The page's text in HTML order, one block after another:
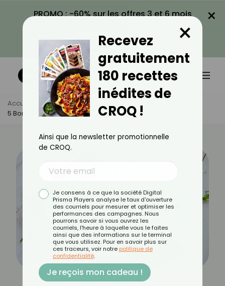
PROMO : -60% sur les offres 3 et 6 mois
VOIR LA PROMO
×
Accueil Actus
Alimentation
5 Bonnes Raisons De Manger Des Anchois
Recevez
gratuitement
180 recettes
inédites de
CROQ !
×
Ainsi que la newsletter promotionnelle
de CROQ.
Je consens à ce que la société Digital
Prisma Players analyse le taux d'ouverture
des courriels pour mesurer et optimiser les
performances des campagnes. Nous
pourrons savoir si vous ouvrez les
courriels, l'heure à laquelle vous le faites
ainsi que des informations sur le terminal
que vous utilisez. Pour en savoir plus sur
ces traceurs, voir notre politique de
confidentialité.
Je reçois mon cadeau !